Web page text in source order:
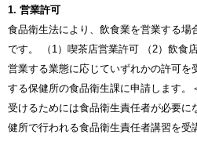
1. 営業許可
食品衛生法により、飲食業を営業する場
です。 （1）喫茶店営業許可 （2）飲食
営業する業態に応じていずれかの許可を
する保健所の食品衛生課に申請します。
受けるためには食品衛生責任者が必要に
健所で行われる食品衛生責任者講習を受